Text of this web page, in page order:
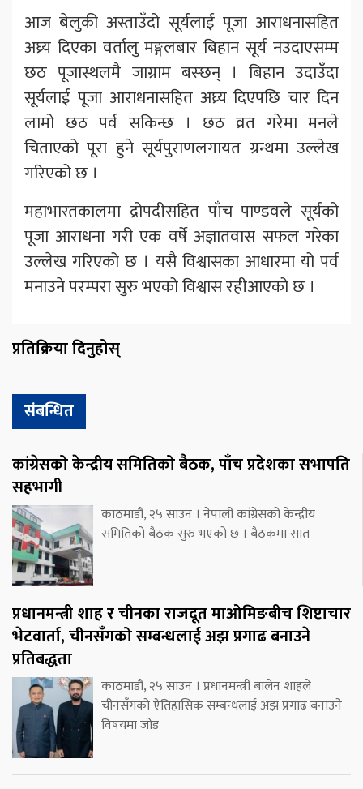
आज बेलुकी अस्ताउँदो सूर्यलाई पूजा आराधनासहित
अघ्र्य दिएका वर्तालु मङ्गलबार बिहान सूर्य नउदाएसम्म
छठ पूजास्थलमै जाग्राम बस्छन् । बिहान उदाउँदा
सूर्यलाई पूजा आराधनासहित अघ्र्य दिएपछि चार दिन
लामो छठ पर्व सकिन्छ । छठ व्रत गरेमा मनले
चिताएको पूरा हुने सूर्यपुराणलगायत ग्रन्थमा उल्लेख
गरिएको छ ।
महाभारतकालमा द्रोपदीसहित पाँच पाण्डवले सूर्यको
पूजा आराधना गरी एक वर्षे अज्ञातवास सफल गरेका
उल्लेख गरिएको छ । यसै विश्वासका आधारमा यो पर्व
मनाउने परम्परा सुरु भएको विश्वास रहीआएको छ ।
प्रतिक्रिया दिनुहोस्
संबन्धित
कांग्रेसको केन्द्रीय समितिको बैठक, पाँच प्रदेशका सभापति
सहभागी
काठमाडौं, २५ साउन । नेपाली कांग्रेसको केन्द्रीय
समितिको बैठक सुरु भएको छ । बैठकमा सात
प्रधानमन्त्री शाह र चीनका राजदूत माओमिङबीच शिष्टाचार
भेटवार्ता, चीनसँगको सम्बन्धलाई अझ प्रगाढ बनाउने
प्रतिबद्धता
काठमाडौं, २५ साउन । प्रधानमन्त्री बालेन शाहले
चीनसँगको ऐतिहासिक सम्बन्धलाई अझ प्रगाढ बनाउने
विषयमा जोड